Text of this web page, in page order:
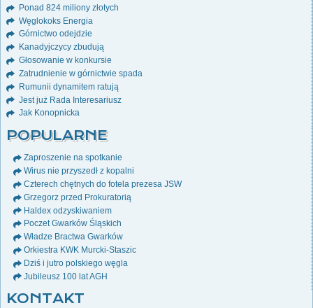
Ponad 824 miliony złotych
Węglokoks Energia
Górnictwo odejdzie
Kanadyjczycy zbudują
Głosowanie w konkursie
Zatrudnienie w górnictwie spada
Rumunii dynamitem ratują
Jest już Rada Interesariusz
Jak Konopnicka
POPULARNE
Zaproszenie na spotkanie
Wirus nie przyszedł z kopalni
Czterech chętnych do fotela prezesa JSW
Grzegorz przed Prokuratorią
Haldex odzyskiwaniem
Poczet Gwarków Śląskich
Władze Bractwa Gwarków
Orkiestra KWK Murcki-Staszic
Dziś i jutro polskiego węgla
Jubileusz 100 lat AGH
KONTAKT